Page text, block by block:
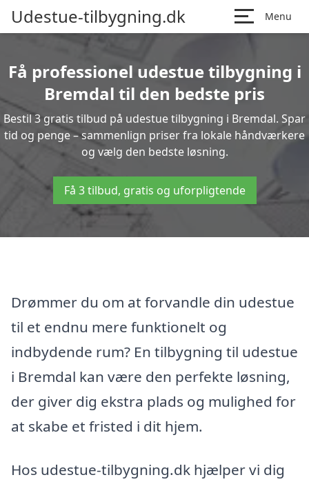
Udestue-tilbygning.dk Menu
Få professionel udestue tilbygning i
Bremdal til den bedste pris
Bestil 3 gratis tilbud på udestue tilbygning i Bremdal. Spar
tid og penge – sammenlign priser fra lokale håndværkere
og vælg den bedste løsning.
Få 3 tilbud, gratis og uforpligtende
Drømmer du om at forvandle din udestue
til et endnu mere funktionelt og
indbydende rum? En tilbygning til udestue
i Bremdal kan være den perfekte løsning,
der giver dig ekstra plads og mulighed for
at skabe et fristed i dit hjem.
Hos udestue-tilbygning.dk hjælper vi dig